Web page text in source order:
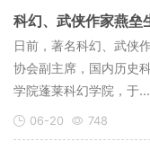
科幻、武侠作家燕垒
日前，著名科幻、武侠
协会副主席，国内历史
学院蓬莱科幻学院，于...
06-20 748